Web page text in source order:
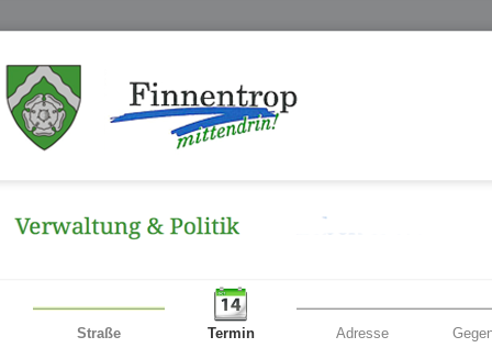
Straße Termin Adresse